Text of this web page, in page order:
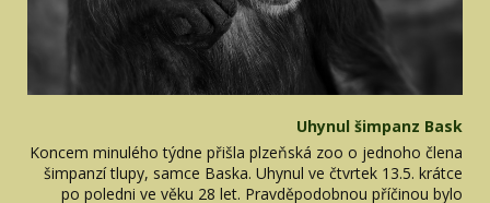
Uhynul šimpanz Bask
Koncem minulého týdne přišla plzeňská zoo o jednoho člena
šimpanzí tlupy, samce Baska. Uhynul ve čtvrtek 13.5. krátce
po poledni ve věku 28 let. Pravděpodobnou příčinou bylo